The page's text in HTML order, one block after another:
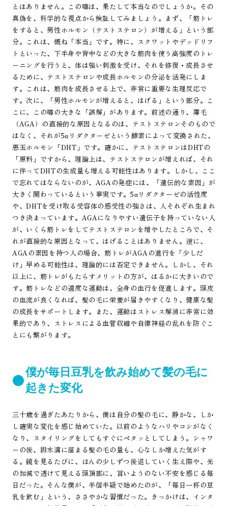
とはありません。この噂は、果たして本当なのでしょうか。その
真偽を、科学的な視点から検証してみましょう。まず、「筋トレ
をすると、男性ホルモン（テストステロン）が増える」という部
分。これは、概ね「本当」です。特に、スクワットやデッドリフ
トといった、下半身や背中などの大きな筋肉を使う高強度のトレ
ーニングを行うと、体は強い刺激を受け、それを修復・成長させ
るために、テストステロンや成長ホルモンの分泌を活発にしま
す。これは、筋肉を成長させる上で、非常に重要な生理反応で
す。次に、「男性ホルモンが増えると、はげる」という部分。こ
こに、この噂の大きな「誤解」があります。前述の通り、薄毛
（AGA）の直接的な原因となるのは、テストステロンそのもので
はなく、それが5αリダクターゼという酵素によって変換された、
悪玉ホルモン「DHT」です。確かに、テストステロンはDHTの
「原料」ですから、理論上は、テストステロンが増えれば、それ
に伴ってDHTの生成量も増える可能性はあります。しかし、ここ
で忘れてはならないのが、AGAの発症には、「遺伝的な素因」が
大きく関わっているという事実です。5αリダクターゼの活性度
や、DHTを受け取る受容体の感受性の強さは、人それぞれ生まれ
つき決まっています。AGAになりやすい遺伝子を持っていない人
が、いくら筋トレをしてテストステロンを増やしたところで、そ
れが直接的な原因となって、はげることはありません。逆に、
AGAの素因を持つ人の場合、筋トレがAGAの進行を「少しだ
け」早める可能性は、理論的には否定できません。しかし、それ
以上に、筋トレがもたらすメリットの方が、はるかに大きいので
す。筋トレなどの適度な運動は、全身の血行を促進します。頭皮
の血流が良くなれば、髪の毛に栄養が届きやすくなり、健康な髪
の成長をサポートします。また、運動はストレス解消に非常に効
果的であり、ストレスによる血管収縮や自律神経の乱れを防ぐこ
とにも繋がります。
僕が毎日豆乳を飲み始めて髪の毛に
起きた変化
三十歳を過ぎたあたりから、僕は自分の髪の毛に、静かな、しか
し確実な変化を感じ始めていた。以前のようなハリやコシがなく
なり、スタイリングをしてもすぐにペタッとしてしまう。シャワ
ーの後、排水溝に溜まる髪の毛の量も、心なしか増えた気がす
る。鏡を見るたびに、ほんの少しずつ後退していく生え際や、光
の加減で透けて見える頭頂部に、言いようのない不安を感じる毎
日だった。そんな僕が、半信半疑で始めたのが、「毎日一杯の豆
乳を飲む」という、ささやかな習慣だった。きっかけは、インタ